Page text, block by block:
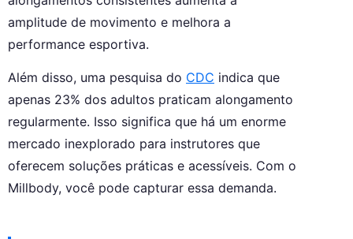
amplitude de movimento e melhora a
performance esportiva.
Além disso, uma pesquisa do CDC indica que
apenas 23% dos adultos praticam alongamento
regularmente. Isso significa que há um enorme
mercado inexplorado para instrutores que
oferecem soluções práticas e acessíveis. Com o
Millbody, você pode capturar essa demanda.